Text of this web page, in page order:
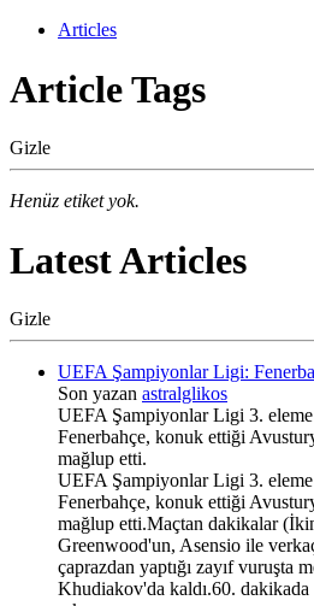
Articles
Article Tags
Gizle
Henüz etiket yok.
Latest Articles
Gizle
UEFA Şampiyonlar Ligi:
Son yazan astralglikos
UEFA Şampiyonlar Ligi 3. eleme
Fenerbahçe, konuk ettiği
mağlup etti.
UEFA Şampiyonlar Ligi 3. eleme
Fenerbahçe, konuk ettiği
mağlup etti.Maçtan dakikalar
Greenwood'un, Asensio ile
çaprazdan yaptığı zayıf vuruşta
Khudiakov'da kaldı.60. dakikada